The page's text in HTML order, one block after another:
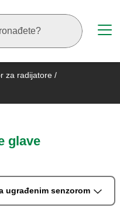
za radijatore /
glave
ugrađenim senzorom